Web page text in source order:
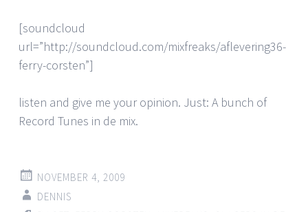
[soundcloud
url=”http://soundcloud.com/mixfreaks/aflevering36-
ferry-corsten”]
listen and give me your opinion. Just: A bunch of
Record Tunes in de mix.
NOVEMBER 4, 2009
DENNIS